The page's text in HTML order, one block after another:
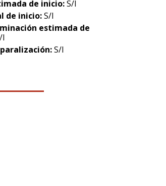
de inicio:S/I
de inicio:S/I
estimada de
I
S/I